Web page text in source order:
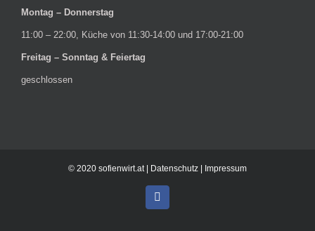
Montag – Donnerstag
11:00 – 22:00, Küche von 11:30-14:00 und 17:00-21:00
Freitag – Sonntag & Feiertag
geschlossen
© 2020 sofienwirt.at | Datenschutz Impressum